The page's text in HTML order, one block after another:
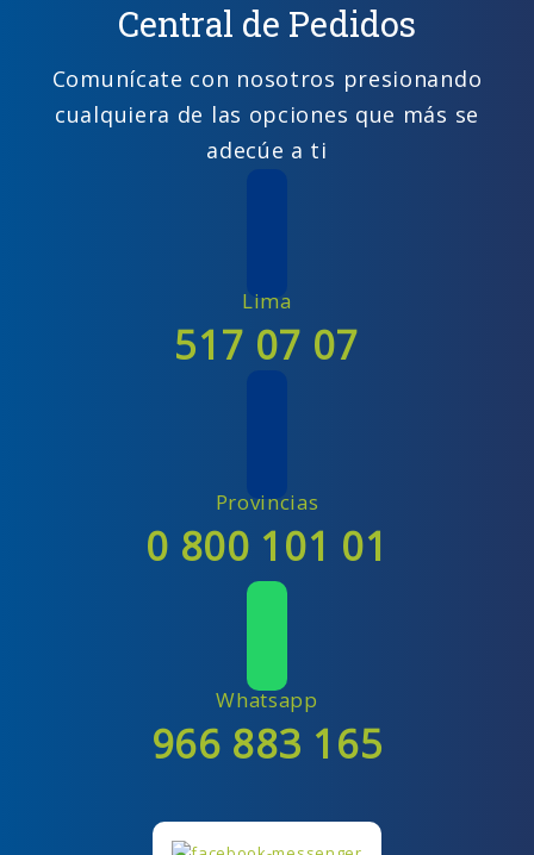
Central de Pedidos
Comunícate con nosotros presionando
cualquiera de las opciones que más se
adecúe a ti
Lima
517 07 07
Provincias
0 800 101 01
Whatsapp
966 883 165